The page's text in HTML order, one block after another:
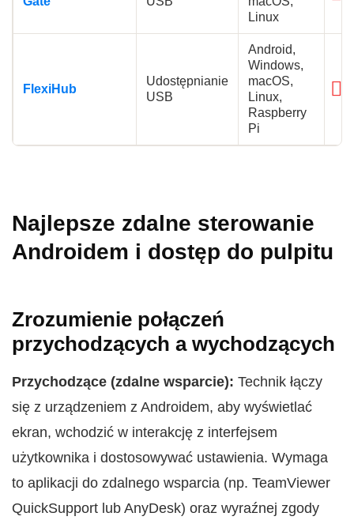
Linux
FlexiHub
Udostępnianie
USB
Android,
Windows,
macOS,
Linux,
Raspberry
Pi
Najlepsze zdalne sterowanie
Androidem i dostęp do pulpitu
Zrozumienie połączeń
przychodzących a wychodzących
Przychodzące (zdalne wsparcie): Technik łączy
się z urządzeniem z Androidem, aby wyświetlać
ekran, wchodzić w interakcję z interfejsem
użytkownika i dostosowywać ustawienia. Wymaga
to aplikacji do zdalnego wsparcia (np. TeamViewer
QuickSupport lub AnyDesk) oraz wyraźnej zgody